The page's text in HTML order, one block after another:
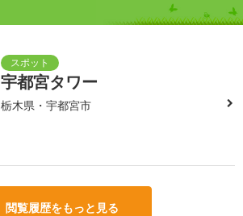
宇都宮タワー
栃木県・宇都宮市
閲覧履歴をもっと見る